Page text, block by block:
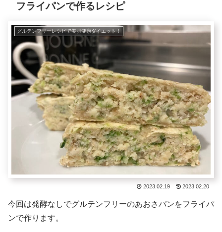
フライパンで作るレシピ
グルテンフリーレシピで美肌健康ダイエット！
2023.02.19 2023.02.20
今回は発酵なしでグルテンフリーのあおさパンをフライパ
ンで作ります。